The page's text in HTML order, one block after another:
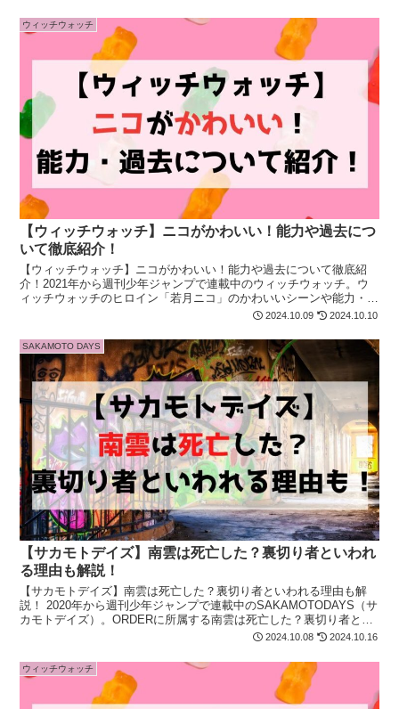
ウィッチウォッチ
【ウィッチウォッチ】ニコがかわいい！能力や過去につ
いて徹底紹介！
【ウィッチウォッチ】ニコがかわいい！能力や過去について徹底紹
介！2021年から週刊少年ジャンプで連載中のウィッチウォッチ。ウ
ィッチウォッチのヒロイン「若月ニコ」のかわいいシーンや能力・過
去について徹底紹介！ニコが気になる方は最後まで必見です！
2024.10.09 2024.10.10
SAKAMOTO DAYS
【サカモトデイズ】南雲は死亡した？裏切り者といわれ
る理由も解説！
【サカモトデイズ】南雲は死亡した？裏切り者といわれる理由も解
説！ 2020年から週刊少年ジャンプで連載中のSAKAMOTODAYS（サ
カモトデイズ）。ORDERに所属する南雲は死亡した？裏切り者とい
われる理由についても徹底紹介！気になる方必見！2024.10.08 2024.10.16
ウィッチウォッチ